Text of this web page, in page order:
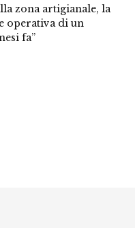
zona artigianale, la
operativa di un
fa”